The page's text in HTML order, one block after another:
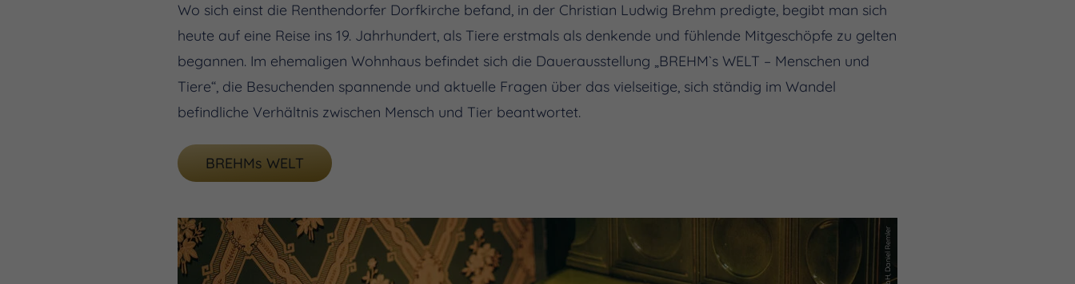
Wo sich einst die Renthendorfer Dorfkirche befand, in der Christian Ludwig Brehm predigte, begibt man sich
heute auf eine Reise ins 19. Jahrhundert, als Tiere erstmals als denkende und fühlende Mitgeschöpfe zu gelten
begannen. Im ehemaligen Wohnhaus befindet sich die Dauerausstellung „BREHM`s WELT – Menschen und
Tiere“, die Besuchenden spannende und aktuelle Fragen über das vielseitige, sich ständig im Wandel
befindliche Verhältnis zwischen Mensch und Tier beantwortet.
BREHMs WELT